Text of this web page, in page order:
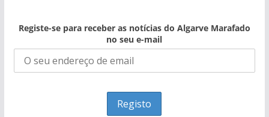
Registe-se para receber as notícias do Algarve Marafado
no seu e-mail